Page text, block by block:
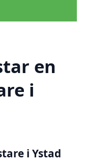
en
i
i Ystad